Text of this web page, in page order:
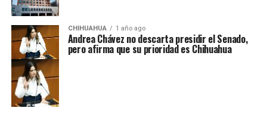
CHIHUAHUA 1 año ago
Andrea Chávez no descarta presidir el Senado,
pero afirma que su prioridad es Chihuahua